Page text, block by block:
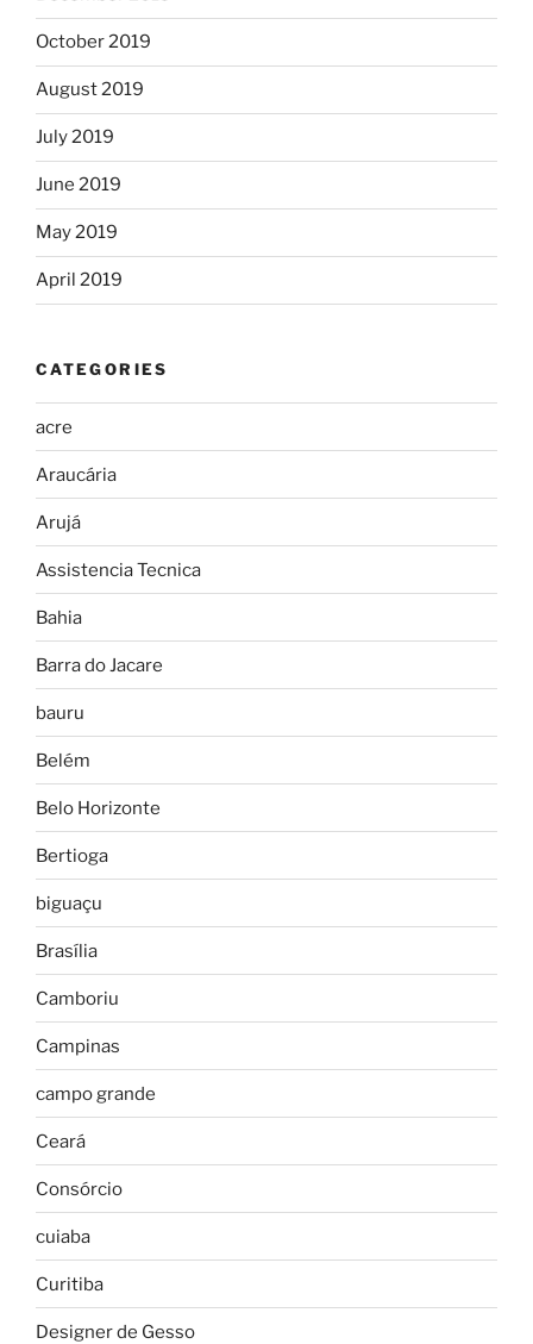
October 2019
August 2019
July 2019
June 2019
May 2019
April 2019
CATEGORIES
acre
Araucária
Arujá
Assistencia Tecnica
Bahia
Barra do Jacare
bauru
Belém
Belo Horizonte
Bertioga
biguaçu
Brasília
Camboriu
Campinas
campo grande
Ceará
Consórcio
cuiaba
Curitiba
Designer de Gesso